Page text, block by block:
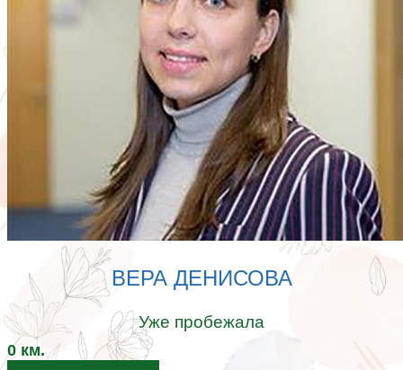
ВЕРА ДЕНИСОВА
Уже пробежала
0 км.